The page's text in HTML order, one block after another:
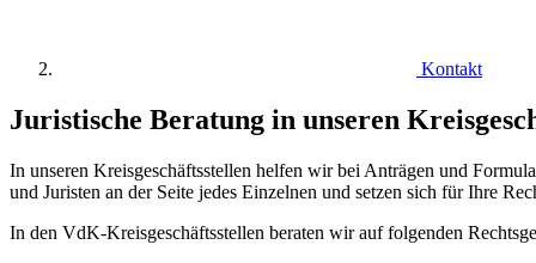
Kontakt
Juristische Beratung in unseren
In unseren Kreisgeschäftsstellen helfen wir bei Anträgen und
und Juristen an der Seite jedes Einzelnen und setzen sich für Ihre
In den VdK-Kreisgeschäftsstellen beraten wir auf folgenden